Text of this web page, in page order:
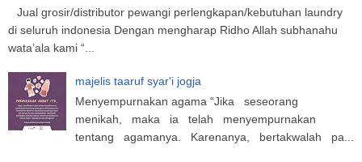
Jual grosir/distributor pewangi perlengkapan/kebutuhan laundry
di seluruh indonesia Dengan mengharap Ridho Allah subhanahu
wata’ala kami “...
majelis taaruf syar'i jogja
Menyempurnakan agama “Jika seseorang
menikah, maka ia telah menyempurnakan
tentang agamanya. Karenanya, bertakwalah pa...